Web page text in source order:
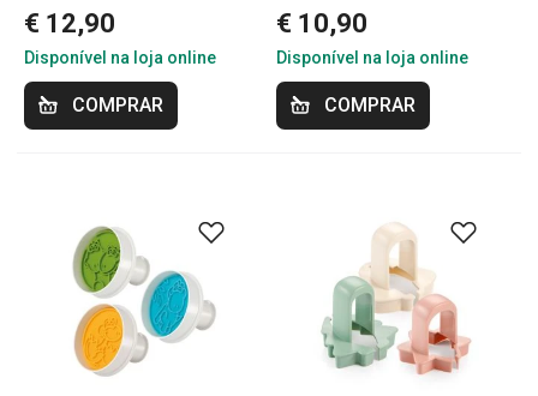
€ 12,90
Disponível na loja online
COMPRAR
€ 10,90
Disponível na loja online
COMPRAR